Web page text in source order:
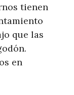
tienen
que las
en